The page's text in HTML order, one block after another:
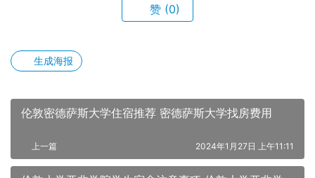
赞 (0)
生成海报
伦敦密德萨斯大学住宿推荐 密德萨斯大学找房费用
上一篇 2024年1月27日 上午11:11